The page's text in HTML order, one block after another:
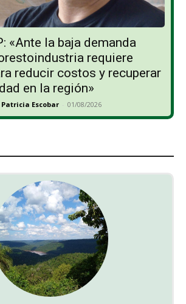
«Ante la baja demanda
requiere
reducir costos y recuperar
en la región»
Patricia Escobar - 01/08/2026